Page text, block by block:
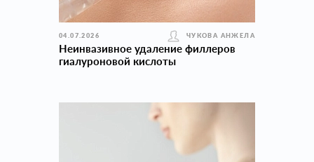
04.07.2026 ЧУКОВА АНЖЕЛА
Неинвазивное удаление филлеров
гиалуроновой кислоты